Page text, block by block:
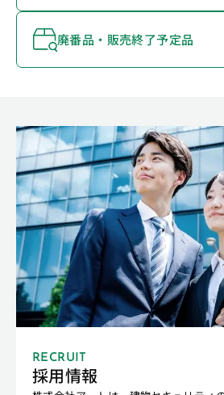
廃番品・販売終了予定品
RECRUIT
採用情報